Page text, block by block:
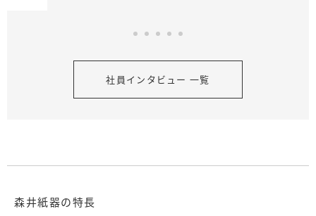
社員インタビュー 一覧
森井紙器の特長